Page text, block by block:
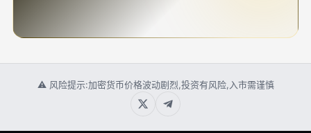
⚠ 风险提示:加密货币价格波动剧烈,投资有风险,入市需谨慎